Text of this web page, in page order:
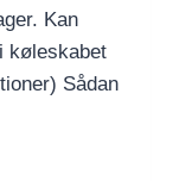
Kan
køleskabet
Sådan